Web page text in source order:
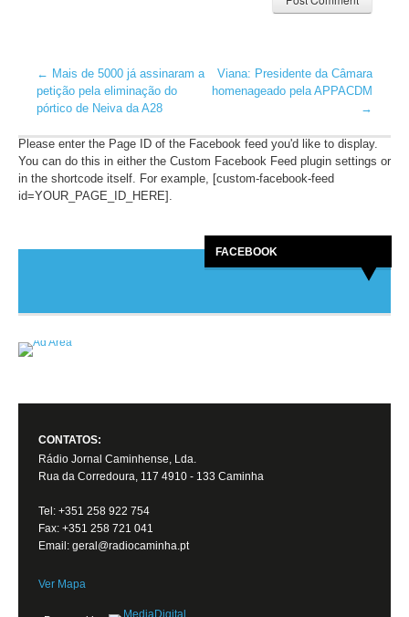
← Mais de 5000 já assinaram a
petição pela eliminação do
pórtico de Neiva da A28
Viana: Presidente da Câmara
homenageado pela APPACDM
→
Please enter the Page ID of the Facebook feed you'd like to display.
You can do this in either the Custom Facebook Feed plugin settings or
in the shortcode itself. For example, [custom-facebook-feed
id=YOUR_PAGE_ID_HERE].
FACEBOOK
CONTATOS:
Rádio Jornal Caminhense, Lda.
Rua da Corredoura, 117 4910 - 133 Caminha
Tel: +351 258 922 754
Fax: +351 258 721 041
Email: geral@radiocaminha.pt
Ver Mapa